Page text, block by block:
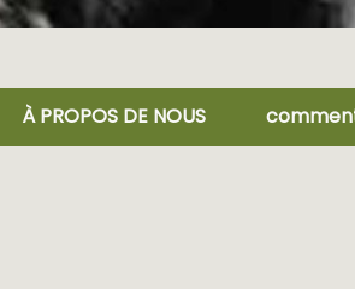
À PROPOS DE NOUS